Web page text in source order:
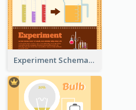
Experiment Schematic Diagram